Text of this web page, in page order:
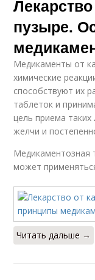
пузыре.
Медикаменты от
химические
способствуют их
таблеток и
цель приема
желчи и
Медикаментозная
может
Читать дальше →